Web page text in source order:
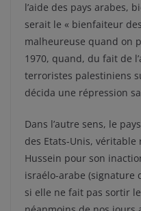
l’aide des pays arabes,
serait le « bienfaiteur
malheureuse quand on
1970, quand, du fait de
terroristes palestiniens
décida une répression
Dans l’autre sens, le
des Etats-Unis,
Hussein pour son
israélo-arabe (signature
si elle ne fait pas sortir